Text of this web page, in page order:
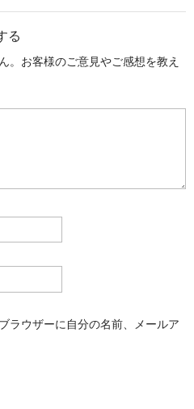
る
。お客様のご意見やご感想を教え
ラウザーに自分の名前、メールア